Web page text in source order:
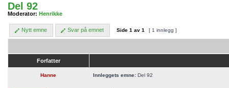
Del 92
Moderator: Henrikke
Nytt emne Svar på emnet Side 1 av 1 [ 1 innlegg ]
Forfatter
Hanne Innleggets emne: Del 92